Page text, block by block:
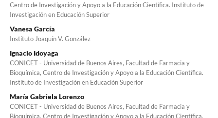
Centro de Investigación y Apoyo a la Educación Científica. Instituto de
Investigación en Educación Superior
Vanesa García
Instituto Joaquín V. González
Ignacio Idoyaga
CONICET - Universidad de Buenos Aires, Facultad de Farmacia y
Bioquímica, Centro de Investigación y Apoyo a la Educación Científica.
Instituto de Investigación en Educación Superior
María Gabriela Lorenzo
CONICET - Universidad de Buenos Aires, Facultad de Farmacia y
Bioquímica, Centro de Investigación y Apoyo a la Educación Científica.